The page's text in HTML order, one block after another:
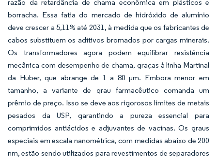
razão da retardância de chama econômica em plásticos e
borracha. Essa fatia do mercado de hidróxido de alumínio
deve crescer a 5,11% até 2031, à medida que os fabricantes de
cabos substituem os aditivos bromados por cargas minerais.
Os transformadores agora podem equilibrar resistência
mecânica com desempenho de chama, graças à linha Martinal
da Huber, que abrange de 1 a 80 µm. Embora menor em
tamanho, a variante de grau farmacêutico comanda um
prêmio de preço. Isso se deve aos rigorosos limites de metais
pesados da USP, garantindo a pureza essencial para
comprimidos antiácidos e adjuvantes de vacinas. Os graus
especiais em escala nanométrica, com medidas abaixo de 200
nm, estão sendo utilizados para revestimentos de separadores